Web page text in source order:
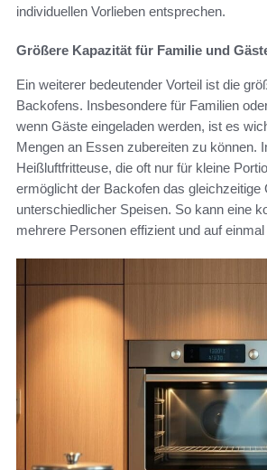
individuellen Vorlieben entsprechen.
Größere Kapazität für Familie und
Ein weiterer bedeutender Vorteil ist die
Backofens. Insbesondere für Familien
wenn Gäste eingeladen werden, ist es
Mengen an Essen zubereiten zu können.
Heißluftfritteuse, die oft nur für kleine
ermöglicht der Backofen das gleichzeitige
unterschiedlicher Speisen. So kann eine
mehrere Personen effizient und auf